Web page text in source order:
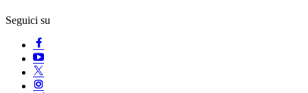
Seguici su